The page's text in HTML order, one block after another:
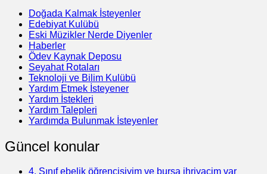
Doğada Kalmak İsteyenler
Edebiyat Kulübü
Eski Müzikler Nerde Diyenler
Haberler
Ödev Kaynak Deposu
Seyahat Rotaları
Teknoloji ve Bilim Kulübü
Yardım Etmek İsteyener
Yardım İstekleri
Yardım Talepleri
Yardımda Bulunmak İsteyenler
Güncel konular
4. Sınıf ebelik öğrencisiyim ve bursa ihriyacim var